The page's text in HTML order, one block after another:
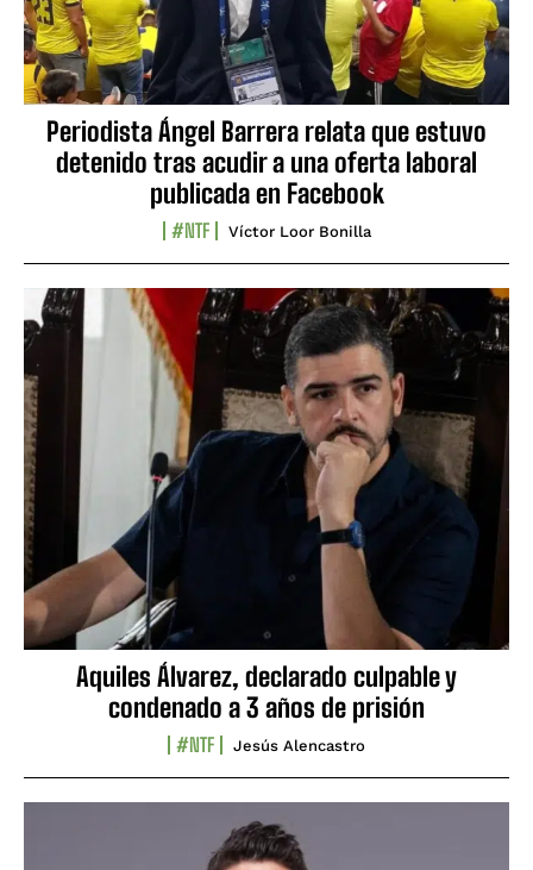
Periodista Ángel Barrera relata que estuvo
detenido tras acudir a una oferta laboral
publicada en Facebook
#NTF Víctor Loor Bonilla
Aquiles Álvarez, declarado culpable y
condenado a 3 años de prisión
#NTF Jesús Alencastro